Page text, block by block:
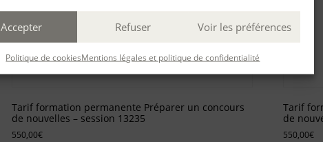
Accepter Refuser Voir les préférences
Politique de cookiesMentions légales et politique de confidentialité
Tarif formation permanente Préparer un concours
de nouvelles – session 13235
550,00€
Tarif
de
550,00€